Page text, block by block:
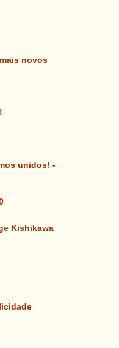
novos
unidos! -
Kishikawa